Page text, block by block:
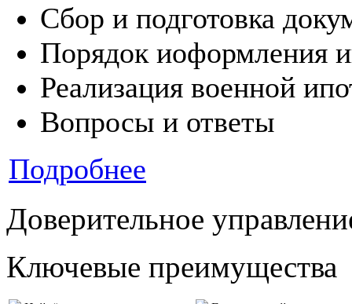
Сбор и подготовка
Порядок иоформления
Реализация военной
Вопросы и ответы
Подробнее
Доверительное
Ключевые преимущества